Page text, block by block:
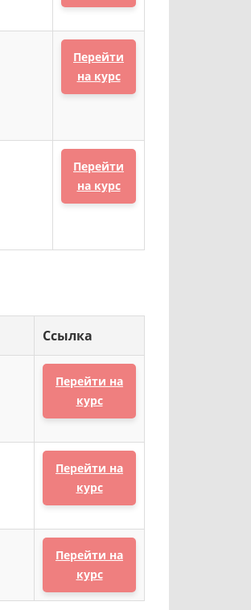
Перейти
на курс
Перейти
на курс
Ссылка
Перейти на
курс
Перейти на
курс
Перейти на
курс